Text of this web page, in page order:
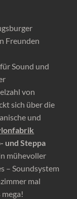
Freunden
Sound und
von
sich über die
und
und Steppa
mühevoller
– Soundsystem
mal